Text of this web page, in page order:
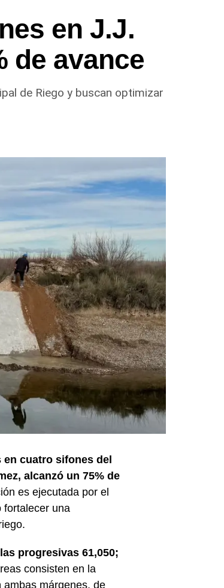
en J.J.
de avance
de Riego y buscan optimizar
cuatro sifones del
alcanzó un 75% de
es ejecutada por el
fortalecer una
progresivas 61,050;
consisten en la
ambas márgenes, de